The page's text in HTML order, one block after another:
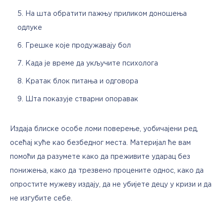
На шта обратити пажњу приликом доношења
одлуке
Грешке које продужавају бол
Када је време да укључите психолога
Кратак блок питања и одговора
Шта показује стварни опоравак
Издаја блиске особе ломи поверење, уобичајени ред,
осећај куће као безбедног места. Материјал ће вам
помоћи да разумете како да преживите ударац без
понижења, како да трезвено процените однос, како да
опростите мужеву издају, да не убијете децу у кризи и да
не изгубите себе.